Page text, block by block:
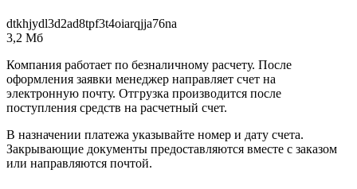
dtkhjydl3d2ad8tpf3t4oiarqjja76na
3,2 Мб
Компания работает по безналичному расчету. После
оформления заявки менеджер направляет счет на
электронную почту. Отгрузка производится после
поступления средств на расчетный счет.
В назначении платежа указывайте номер и дату счета.
Закрывающие документы предоставляются вместе с заказом
или направляются почтой.